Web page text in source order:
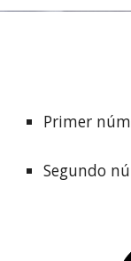
Primer
Segundo